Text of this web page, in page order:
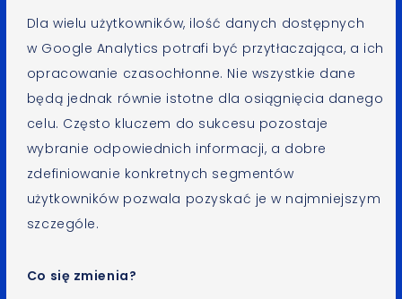
Dla wielu użytkowników, ilość danych dostępnych
w Google Analytics potrafi być przytłaczająca, a ich
opracowanie czasochłonne. Nie wszystkie dane
będą jednak równie istotne dla osiągnięcia danego
celu. Często kluczem do sukcesu pozostaje
wybranie odpowiednich informacji, a dobre
zdefiniowanie konkretnych segmentów
użytkowników pozwala pozyskać je w najmniejszym
szczególe.
Co się zmienia?